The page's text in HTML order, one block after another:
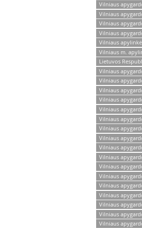
Vilniaus
Vilniaus
Vilniaus
Vilniaus
Vilniaus
Vilniaus m.
Lietuvos
Vilniaus
Vilniaus
Vilniaus
Vilniaus
Vilniaus
Vilniaus
Vilniaus
Vilniaus
Vilniaus
Vilniaus
Vilniaus
Vilniaus
Vilniaus
Vilniaus
Vilniaus
Vilniaus
Vilniaus